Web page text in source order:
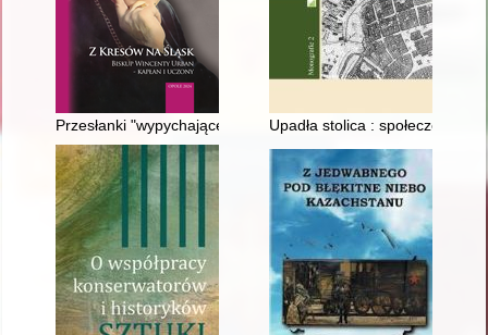
Przesłanki "wypychające" Kresowian ze stron ojczystych po II
Upadła stolica :